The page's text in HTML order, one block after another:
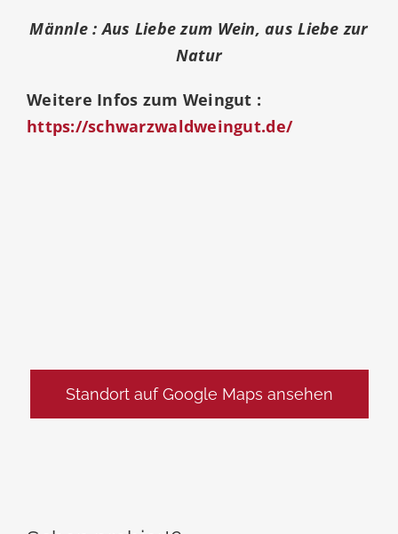
Männle : Aus Liebe zum Wein, aus Liebe zur
Natur
Weitere Infos zum Weingut :
https://schwarzwaldweingut.de/
Standort auf Google Maps ansehen